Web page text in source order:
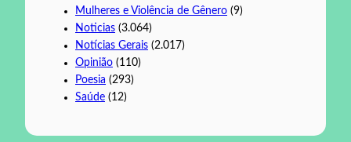
Mulheres e Violência de Gênero (9)
Noticias (3.064)
Notícias Gerais (2.017)
Opinião (110)
Poesia (293)
Saúde (12)